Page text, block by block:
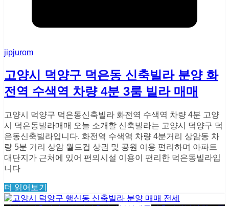
jipjurom
고양시 덕양구 덕은동 신축빌라 분양 화
전역 수색역 차량 4분 3룸 빌라 매매
고양시 덕양구 덕은동신축빌라 화전역 수색역 차량 4분 고양
시 덕은동빌라매매 오늘 소개할 신축빌라는 고양시 덕양구 덕
은동신축빌라입니다. 화전역 수색역 차량 4분거리 상암동 차
량 5분 거리 상암 월드컵 상권 및 공원 이용 편리하며 아파트
대단지가 근처에 있어 편의시설 이용이 편리한 덕은동빌라입
니다
더 읽어보기